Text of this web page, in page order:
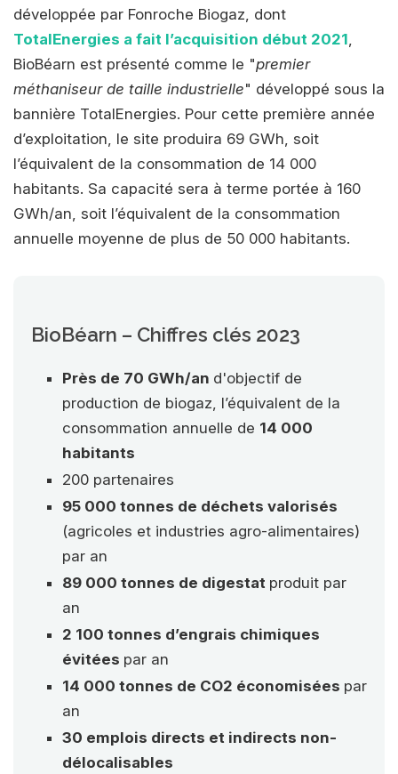
développée par Fonroche Biogaz, dont
TotalEnergies a fait l’acquisition début 2021
BioBéarn est présenté comme le "premier
méthaniseur de taille industrielle" développé sous la
bannière TotalEnergies. Pour cette première année
d’exploitation, le site produira 69 GWh, soit
l’équivalent de la consommation de 14 000
habitants. Sa capacité sera à terme portée à 160
GWh/an, soit l’équivalent de la consommation
annuelle moyenne de plus de 50 000 habitants.
BioBéarn – Chiffres clés 2023
Près de 70 GWh/an d'objectif de
production de biogaz, l’équivalent de la
consommation annuelle de 14 000
habitants
200 partenaires
95 000 tonnes de déchets valorisés
(agricoles et industries agro-alimentaires)
par an
89 000 tonnes de digestat produit par
an
2 100 tonnes d’engrais chimiques
évitées par an
14 000 tonnes de CO2 économisées par
an
30 emplois directs et indirects non-
délocalisables